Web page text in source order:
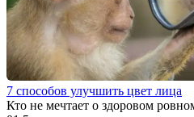
7 способов улучшить цвет лица
Кто не мечтает о здоровом